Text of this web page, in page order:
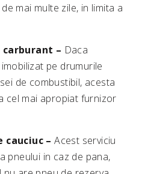
mai multe zile, in limita a
carburant – Daca
pe drumurile
de combustibil, acesta
cel mai apropiat furnizor
cauciuc –Acest serviciu
pneului in caz de pana,